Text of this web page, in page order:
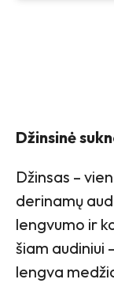
Džinsinė
Džinsas –
derinamų
lengvumo ir
šiam audiniui
lengva